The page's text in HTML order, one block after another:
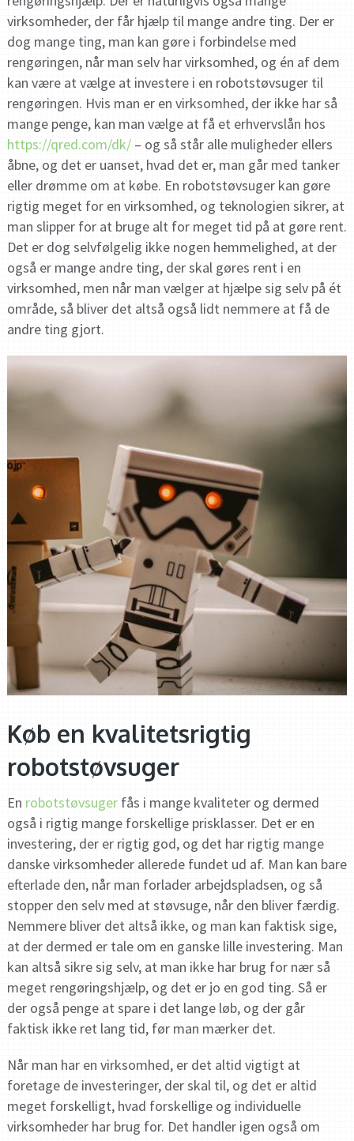
virksomheder, der får hjælp til mange andre ting. Der er
dog mange ting, man kan gøre i forbindelse med
rengøringen, når man selv har virksomhed, og én af dem
kan være at vælge at investere i en robotstøvsuger til
rengøringen. Hvis man er en virksomhed, der ikke har så
mange penge, kan man vælge at få et erhvervslån hos
https://qred.com/dk/– og så står alle muligheder ellers
åbne, og det er uanset, hvad det er, man går med tanker
eller drømme om at købe. En robotstøvsuger kan gøre
rigtig meget for en virksomhed, og teknologien sikrer, at
man slipper for at bruge alt for meget tid på at gøre rent.
Det er dog selvfølgelig ikke nogen hemmelighed, at der
også er mange andre ting, der skal gøres rent i en
virksomhed, men når man vælger at hjælpe sig selv på ét
område, så bliver det altså også lidt nemmere at få de
andre ting gjort.
Køb en kvalitetsrigtig
robotstøvsuger
En robotstøvsugerfås i mange kvaliteter og dermed
også i rigtig mange forskellige prisklasser. Det er en
investering, der er rigtig god, og det har rigtig mange
danske virksomheder allerede fundet ud af. Man kan bare
efterlade den, når man forlader arbejdspladsen, og så
stopper den selv med at støvsuge, når den bliver færdig.
Nemmere bliver det altså ikke, og man kan faktisk sige,
at der dermed er tale om en ganske lille investering. Man
kan altså sikre sig selv, at man ikke har brug for nær så
meget rengøringshjælp, og det er jo en god ting. Så er
der også penge at spare i det lange løb, og der går
faktisk ikke ret lang tid, før man mærker det.
Når man har en virksomhed, er det altid vigtigt at
foretage de investeringer, der skal til, og det er altid
meget forskelligt, hvad forskellige og individuelle
virksomheder har brug for. Det handler igen også om